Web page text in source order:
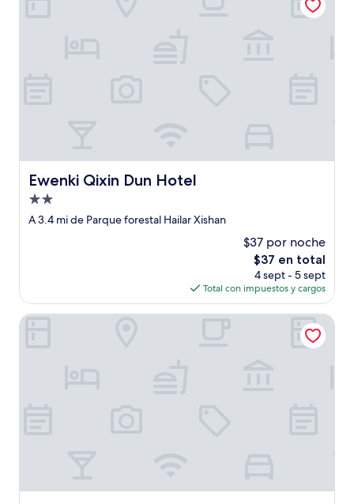
Ewenki Qixin Dun Hotel
Ewenki Qixin Dun Hotel
Propiedad
de
A 3.4 mi de Parque forestal Hailar Xishan
$37 por noche
El
precio
actual
es
de
$37 en total
4 sept - 5 sept
Total con impuestos y cargos
Hailar Dongsheng Luxury Hotel (Hailar Airport Branch)